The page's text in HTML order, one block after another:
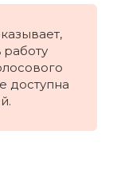
работу
доступна